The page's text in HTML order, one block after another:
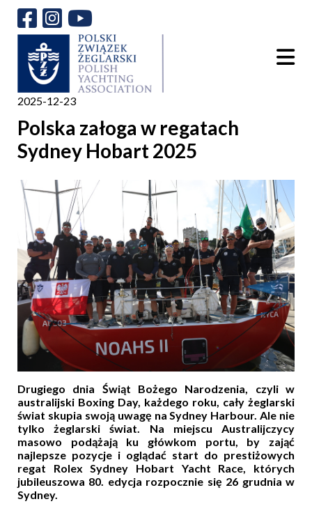
2025-12-23
Polska załoga w regatach
Sydney Hobart 2025
Drugiego dnia Świąt Bożego Narodzenia, czyli w
australijski Boxing Day, każdego roku, cały żeglarski
świat skupia swoją uwagę na Sydney Harbour. Ale nie
tylko żeglarski świat. Na miejscu Australijczycy
masowo podążają ku główkom portu, by zająć
najlepsze pozycje i oglądać start do prestiżowych
regat Rolex Sydney Hobart Yacht Race, których
jubileuszowa 80. edycja rozpocznie się 26 grudnia w
Sydney.